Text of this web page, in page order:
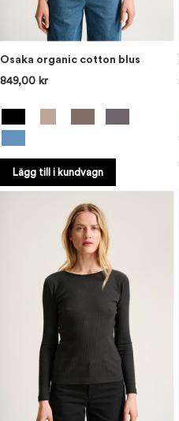
Osaka organic cotton blus
849,00 kr
Lägg till i kundvagn